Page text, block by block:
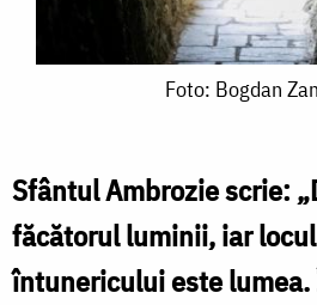
Zamfirescu
Foto: Bogdan
Sfântul Ambrozie scrie:
făcătorul luminii, iar
întunericului este